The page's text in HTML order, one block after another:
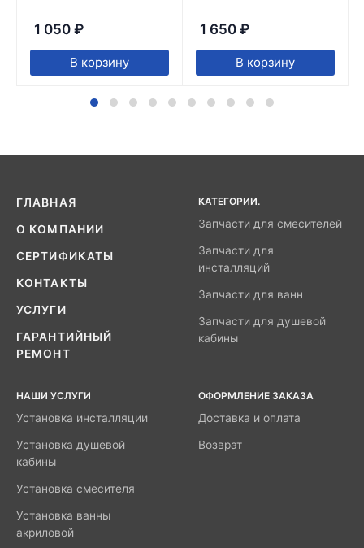
1 050 ₽
В корзину
1 650 ₽
В корзину
ГЛАВНАЯ
О КОМПАНИИ
СЕРТИФИКАТЫ
КОНТАКТЫ
УСЛУГИ
ГАРАНТИЙНЫЙ
РЕМОНТ
КАТЕГОРИИ.
Запчасти для смесителей
Запчасти для
инсталляций
Запчасти для ванн
Запчасти для душевой
кабины
НАШИ УСЛУГИ
Установка инсталляции
Установка душевой
кабины
Установка смесителя
Установка ванны
акриловой
ОФОРМЛЕНИЕ ЗАКАЗА
Доставка и оплата
Возврат